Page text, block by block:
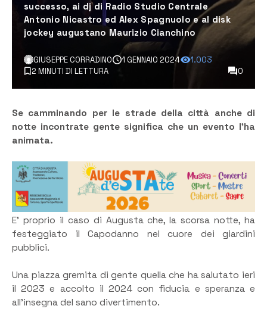
successo, ai dj di Radio Studio Centrale
Antonio Nicastro ed Alex Spagnuolo e al disk
jockey augustano Maurizio Cianchino
GIUSEPPE CORRADINO 1 GENNAIO 2024
1.003
2 MINUTI DI LETTURA
0
Se camminando per le strade della città anche di
notte incontrate gente significa che un evento l’ha
animata.
E’ proprio il caso di Augusta che, la scorsa notte, ha
festeggiato il Capodanno nel cuore dei giardini
pubblici.
Una piazza gremita di gente quella che ha salutato ieri
il 2023 e accolto il 2024 con fiducia e speranza e
all’insegna del sano divertimento.